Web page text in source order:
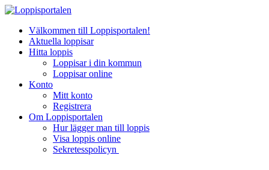
Hoppa
innehållVälkommen till Loppisportalen!
Aktuella loppisar
Hitta loppis
Loppisar i din kommun
Loppisar online
Konto
Mitt konto
Registrera
Om Loppisportalen
Hur lägger man till loppis
Visa loppis online
Sekretesspolicyn